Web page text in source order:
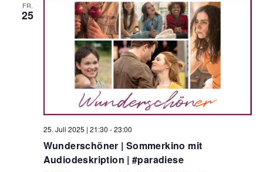
FR.
25
25. Juli 2025 | 21:30 -23:00
Wunderschöner | Sommerkino mit
Audiodeskription | #paradiese